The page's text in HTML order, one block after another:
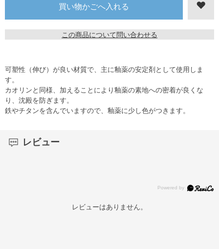
この商品について問い合わせる
可塑性（伸び）が良い材質で、主に釉薬の安定剤として使用しま
す。
カオリンと同様、加えることにより釉薬の素地への密着が良くな
り、沈殿を防ぎます。
鉄やチタンを含んでいますので、釉薬に少し色がつきます。
レビュー
レビューはありません。